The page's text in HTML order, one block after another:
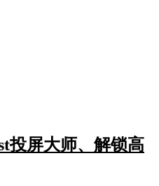
投屏大师、解锁高